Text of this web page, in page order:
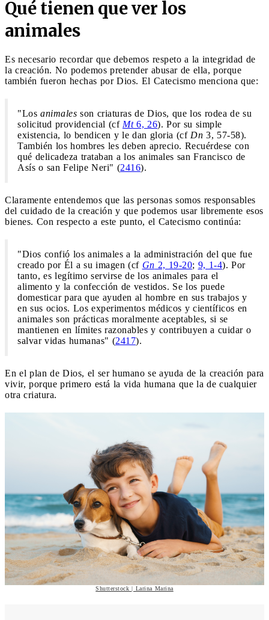
Qué tienen que ver los
animales
Es necesario recordar que debemos respeto a la integridad de
la creación. No podemos pretender abusar de ella, porque
también fueron hechas por Dios. El Catecismo menciona que:
"Los animales son criaturas de Dios, que los rodea de su
solicitud providencial (cf Mt6, 26). Por su simple
existencia, lo bendicen y le dan gloria (cf Dn 3, 57-58).
También los hombres les deben aprecio. Recuérdese con
qué delicadeza trataban a los animales san Francisco de
Asís o san Felipe Neri" (2416).
Claramente entendemos que las personas somos responsables
del cuidado de la creación y que podemos usar libremente esos
bienes. Con respecto a este punto, el Catecismo continúa:
"Dios confió los animales a la administración del que fue
creado por Él a su imagen (cf Gn 2, 19-20; 9, 1-4). Por
tanto, es legítimo servirse de los animales para el
alimento y la confección de vestidos. Se los puede
domesticar para que ayuden al hombre en sus trabajos y
en sus ocios. Los experimentos médicos y científicos en
animales son prácticas moralmente aceptables, si se
mantienen en límites razonables y contribuyen a cuidar o
salvar vidas humanas" (2417).
En el plan de Dios, el ser humano se ayuda de la creación para
vivir, porque primero está la vida humana que la de cualquier
otra criatura.
Shutterstock | Larina Marina